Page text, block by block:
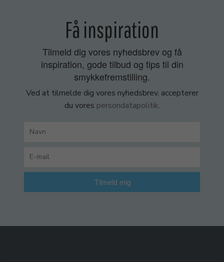
Få inspiration
Tilmeld dig vores nyhedsbrev og få
inspiration, gode tilbud og tips til din
smykkefremstilling.
Ved at tilmelde dig vores nyhedsbrev, accepterer
du vores persondatapolitik.
Tilmeld mig